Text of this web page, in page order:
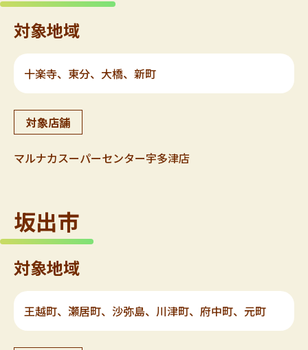
対象地域
十楽寺、東分、大橋、新町
対象店舗
マルナカスーパーセンター宇多津店
坂出市
対象地域
王越町、瀬居町、沙弥島、川津町、府中町、元町